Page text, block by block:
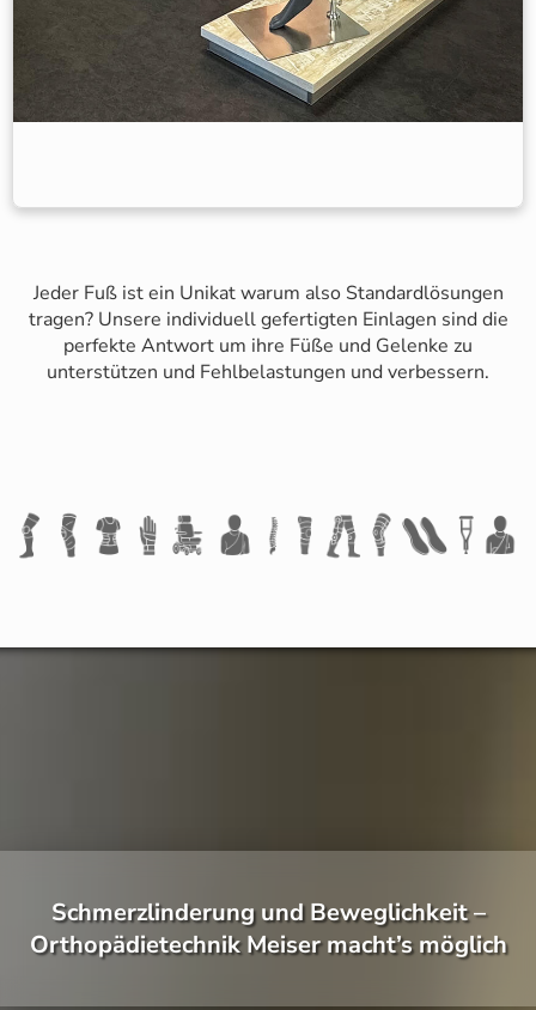
Jeder Fuß ist ein Unikat warum also Standardlösungen
tragen? Unsere individuell gefertigten Einlagen sind die
perfekte Antwort um ihre Füße und Gelenke zu
unterstützen und Fehlbelastungen und verbessern.
Schmerzlinderung und Beweglichkeit –
Orthopädietechnik Meiser macht’s möglich